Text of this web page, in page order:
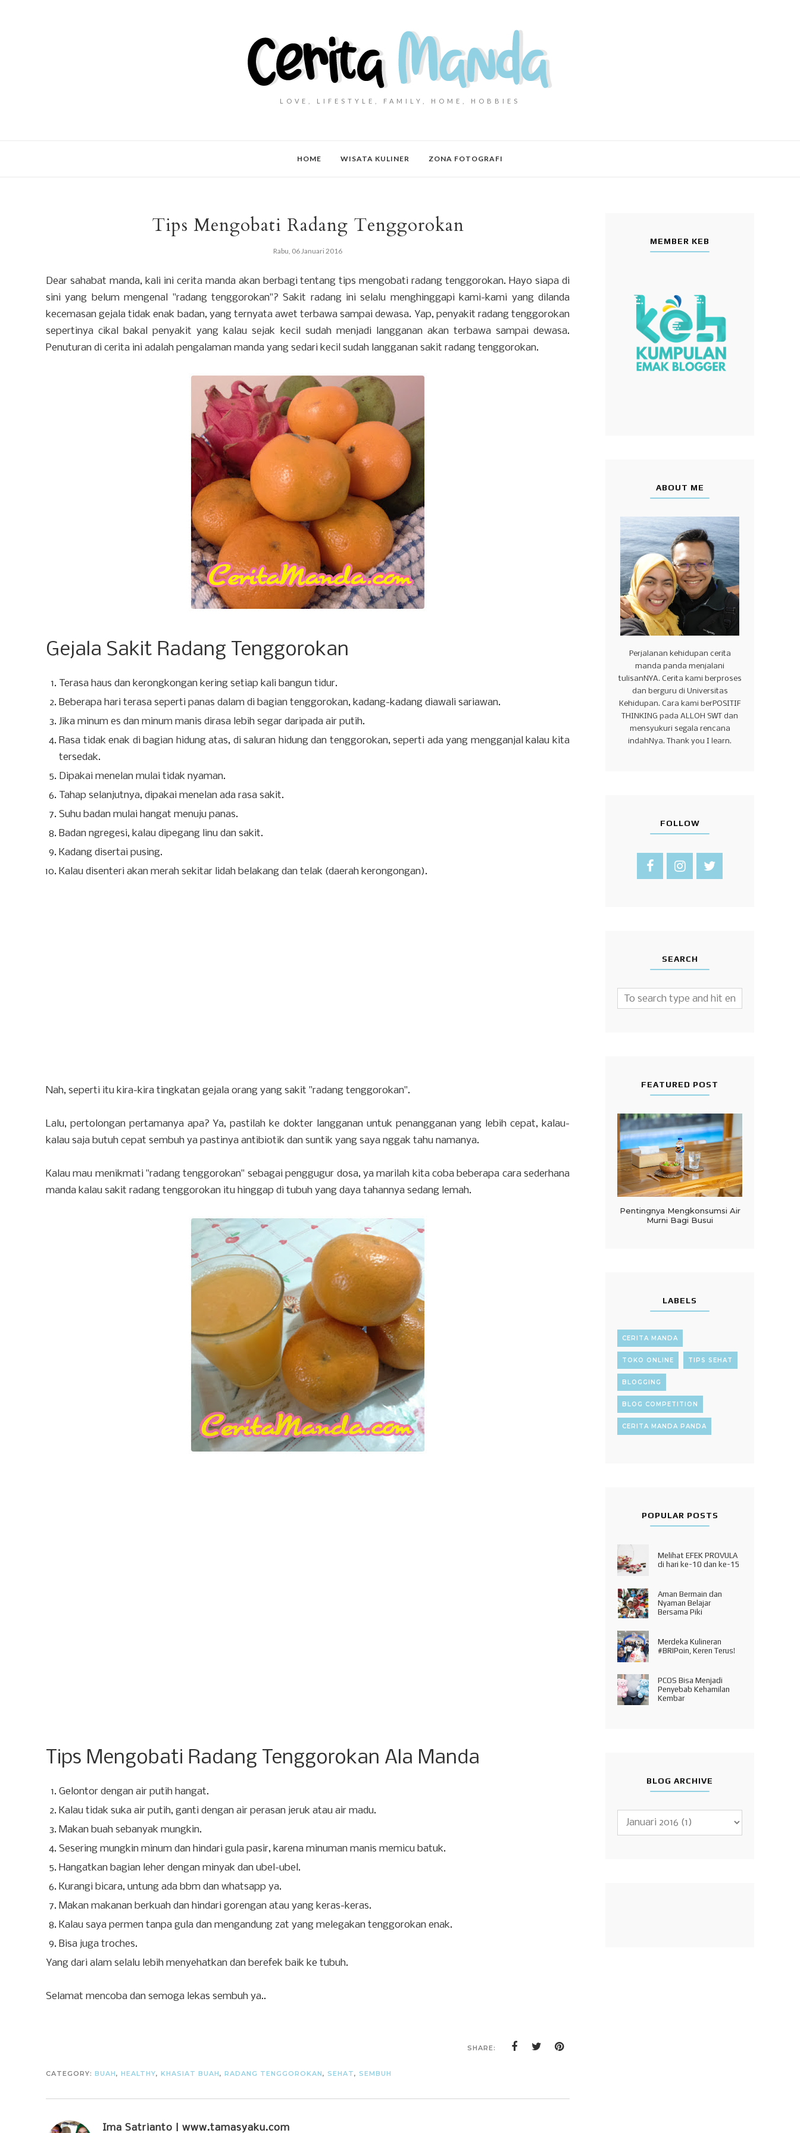
LOVE, LIFESTYLE, FAMILY, HOME, HOBBIES
HOME WISATA KULINER ZONA FOTOGRAFI
Tips Mengobati Radang Tenggorokan
Rabu, 06 Januari 2016
Dear sahabat manda, kali ini cerita manda akan berbagi tentang tips mengobati radang tenggorokan. Hayo siapa di
sini yang belum mengenal "radang tenggorokan"? Sakit radang ini selalu menghinggapi kami-kami yang dilanda
kecemasan gejala tidak enak badan, yang ternyata awet terbawa sampai dewasa. Yap, penyakit radang tenggorokan
sepertinya cikal bakal penyakit yang kalau sejak kecil sudah menjadi langganan akan terbawa sampai dewasa.
Penuturan di cerita ini adalah pengalaman manda yang sedari kecil sudah langganan sakit radang tenggorokan.
Gejala Sakit Radang Tenggorokan
Terasa haus dan kerongkongan kering setiap kali bangun tidur.
Beberapa hari terasa seperti panas dalam di bagian tenggorokan, kadang-kadang diawali sariawan.
Jika minum es dan minum manis dirasa lebih segar daripada air putih.
Rasa tidak enak di bagian hidung atas, di saluran hidung dan tenggorokan, seperti ada yang mengganjal kalau kita
tersedak.
Dipakai menelan mulai tidak nyaman.
Tahap selanjutnya, dipakai menelan ada rasa sakit.
Suhu badan mulai hangat menuju panas.
Badan ngregesi, kalau dipegang linu dan sakit.
Kadang disertai pusing.
Kalau disenteri akan merah sekitar lidah belakang dan telak (daerah kerongongan).
Nah, seperti itu kira-kira tingkatan gejala orang yang sakit "radang tenggorokan".
Lalu, pertolongan pertamanya apa? Ya, pastilah ke dokter langganan untuk penangganan yang lebih cepat, kalau-
kalau saja butuh cepat sembuh ya pastinya antibiotik dan suntik yang saya nggak tahu namanya.
Kalau mau menikmati "radang tenggorokan" sebagai penggugur dosa, ya marilah kita coba beberapa cara sederhana
manda kalau sakit radang tenggorokan itu hinggap di tubuh yang daya tahannya sedang lemah.
Tips Mengobati Radang Tenggorokan Ala Manda
Gelontor dengan air putih hangat.
Kalau tidak suka air putih, ganti dengan air perasan jeruk atau air madu.
Makan buah sebanyak mungkin.
Sesering mungkin minum dan hindari gula pasir, karena minuman manis memicu batuk.
Hangatkan bagian leher dengan minyak dan ubel-ubel.
Kurangi bicara, untung ada bbm dan whatsapp ya.
Makan makanan berkuah dan hindari gorengan atau yang keras-keras.
Kalau saya permen tanpa gula dan mengandung zat yang melegakan tenggorokan enak.
Bisa juga troches.
Yang dari alam selalu lebih menyehatkan dan berefek baik ke tubuh.
Selamat mencoba dan semoga lekas sembuh ya..
SHARE:
CATEGORY: BUAH, HEALTHY, KHASIAT BUAH, RADANG TENGGOROKAN, SEHAT, SEMBUH
Ima Satrianto | www.tamasyaku.com
MEMBER KEB
ABOUT ME
Perjalanan kehidupan cerita
manda panda menjalani
tulisanNYA. Cerita kami berproses
dan berguru di Universitas
Kehidupan. Cara kami berPOSITIF
THINKING pada ALLOH SWT dan
mensyukuri segala rencana
indahNya. Thank you I learn.
FOLLOW
SEARCH
FEATURED POST
Pentingnya Mengkonsumsi Air
Murni Bagi Busui
LABELS
CERITA MANDA
TOKO ONLINE TIPS SEHAT
BLOGGING
BLOG COMPETITION
CERITA MANDA PANDA
POPULAR POSTS
Melihat EFEK PROVULA
di hari ke-10 dan ke-15
Aman Bermain dan
Nyaman Belajar
Bersama Piki
Merdeka Kulineran
#BRIPoin, Keren Terus!
PCOS Bisa Menjadi
Penyebab Kehamilan
Kembar
BLOG ARCHIVE